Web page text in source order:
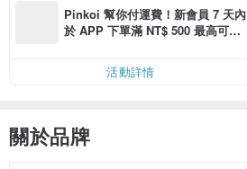
Pinkoi 幫你付運費！新會員 7 天內
於 APP 下單滿 NT$ 500 最高可折
活動詳情
關於品牌